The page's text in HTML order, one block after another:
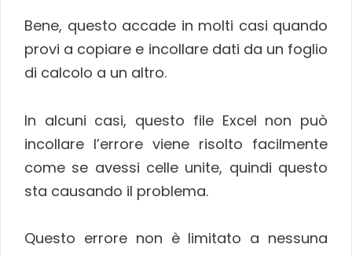
Bene, questo accade in molti casi quando
provi a copiare e incollare dati da un foglio
di calcolo a un altro.
In alcuni casi, questo file Excel non può
incollare l’errore viene risolto facilmente
come se avessi celle unite, quindi questo
sta causando il problema.
Questo errore non è limitato a nessuna